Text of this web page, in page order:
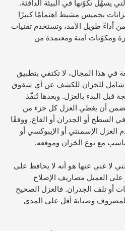
يسهُل تكوّنها في البيئة الدافئة.
بخميس مشيط اهتمامًا كبيرًا
أداءً طويل الأمد، وتستخدم تقنيات
ومكوّنات آمنة ومعتمدة من
في هذا المجال، لا تكتفي بتطبيق
شامل للخزان للكشف عن أي شقوق
قبل البدء بالعزل. وبعدها تُنفّذ
تضمن أن يغطي العزل كل جزء من
السطح أو الجدران أو القاع. ووفقًا
العزل الإسمنتي أو الإيبوكسي أو
مع نوع الخزان وموقعه.
لا غنى عنها هو أنه لا يحافظ على
العميل مصاريف الإصلاح
أو تلف الجدران. فالعزل الصحيح
المصروف وصيانة أقل على المدى